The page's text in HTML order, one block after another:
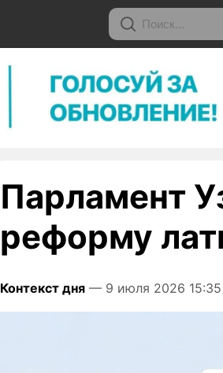
Парламент
реформу
Контекст дня — 9 июля 2026 15:35